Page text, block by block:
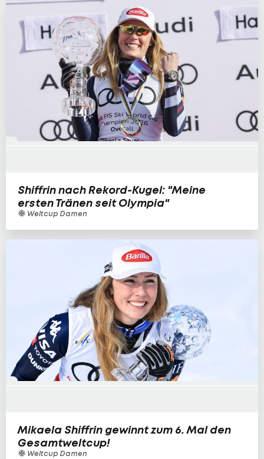
Shiffrin nach Rekord-Kugel: "Meine
ersten Tränen seit Olympia"
Weltcup Damen
Mikaela Shiffrin gewinnt zum 6. Mal den
Gesamtweltcup!
Weltcup Damen